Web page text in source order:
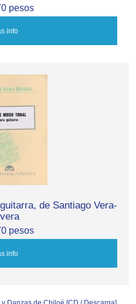
pesos
info
de Santiago Vera-
pesos
info